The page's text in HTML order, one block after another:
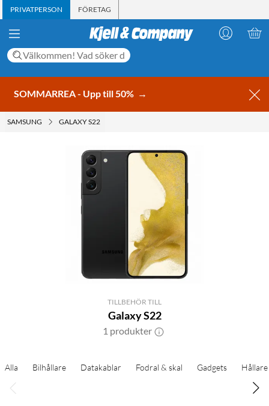
PRIVATPERSON FÖRETAG
SOMMARREA - Upp till 50% →
SAMSUNG GALAXY S22
TILLBEHÖR TILL
Galaxy S22
1 produkter
Alla Bilhållare Datakablar Fodral & skal Gadgets Hållare